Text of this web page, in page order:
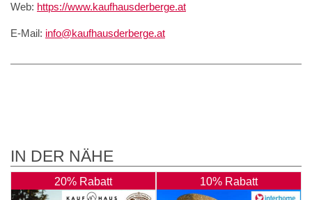
Web: https://www.kaufhausderberge.at
E-Mail: info@kaufhausderberge.at
IN DER NÄHE
20% Rabatt 10% Rabatt